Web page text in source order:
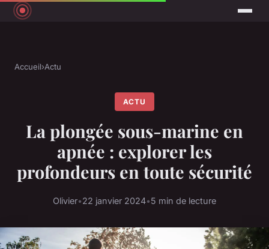
Accueil›Actu
ACTU
La plongée sous-marine en
apnée : explorer les
profondeurs en toute sécurité
Olivier•22 janvier 2024•5 min de lecture